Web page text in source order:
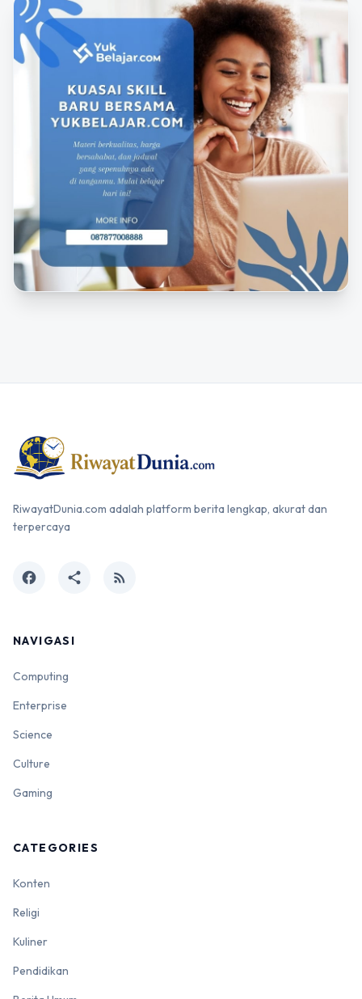
RiwayatDunia.com adalah platform berita lengkap, akurat dan
terpercaya
facebook share rss_feed
NAVIGASI
Computing
Enterprise
Science
Culture
Gaming
CATEGORIES
Konten
Religi
Kuliner
Pendidikan